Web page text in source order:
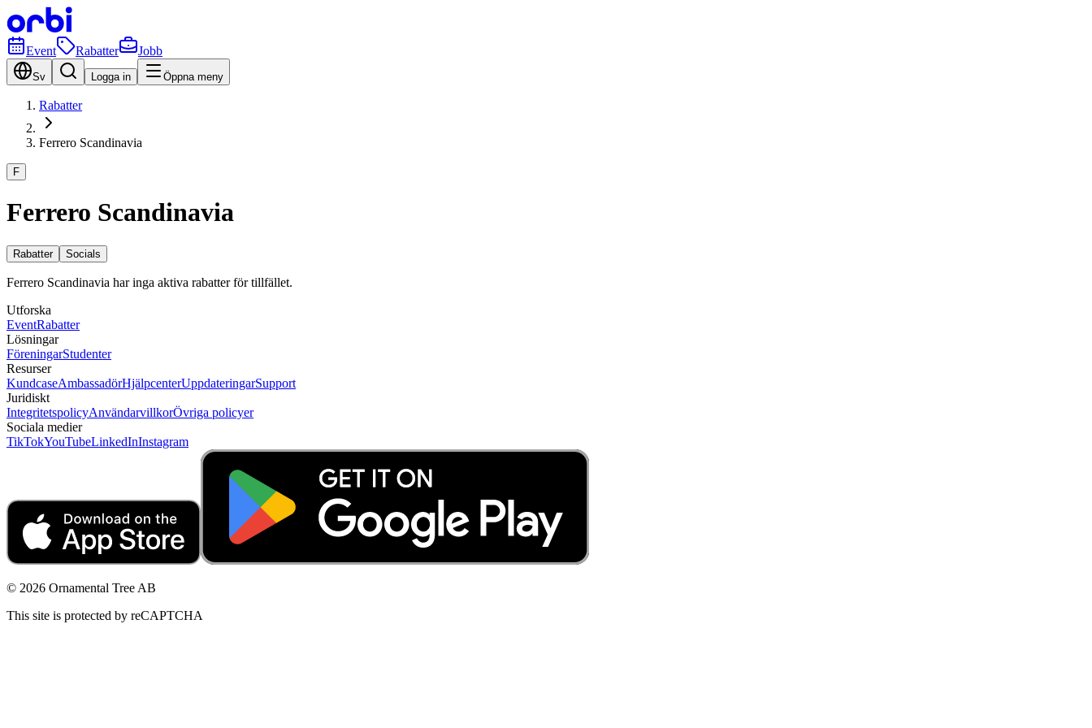
Event Rabatter Jobb
Sv Logga in Öppna meny
Rabatter
Ferrero Scandinavia
F
Ferrero Scandinavia
Rabatter Socials
Ferrero Scandinavia har inga aktiva rabatter för tillfället.
Utforska
EventRabatter
Lösningar
FöreningarStudenter
Resurser
KundcaseAmbassadörHjälpcenterUppdateringarSupport
Juridiskt
IntegritetspolicyAnvändarvillkorÖvriga policyer
Sociala medier
TikTokYouTubeLinkedInInstagram
© 2026 Ornamental Tree AB
This site is protected by reCAPTCHA